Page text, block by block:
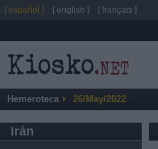
Hemeroteca 26/May/2022
Irán
[ español ] [ english ] [ français ]